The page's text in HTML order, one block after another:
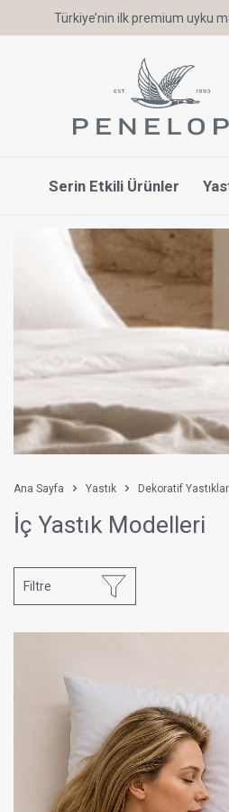
Türkiye’nin ilk premium uyku
Serin Etkili Ürünler
Ana Sayfa Yastık Dekoratif Yastıklar
İç Yastık Modelleri
Filtre